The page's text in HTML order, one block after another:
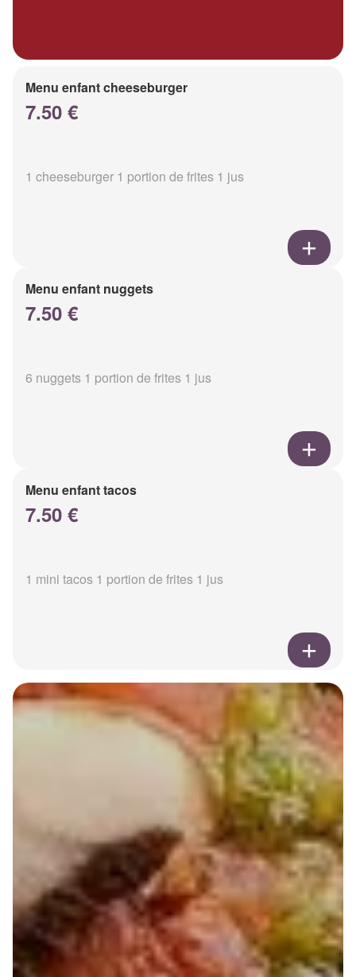
Menu enfant cheeseburger
7.50 €
1 cheeseburger 1 portion de frites 1 jus
Menu enfant nuggets
7.50 €
6 nuggets 1 portion de frites 1 jus
Menu enfant tacos
7.50 €
1 mini tacos 1 portion de frites 1 jus